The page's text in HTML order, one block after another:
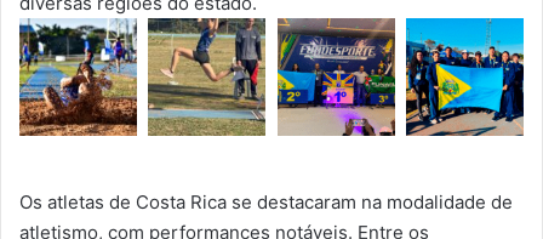
Os atletas de Costa Rica se destacaram na modalidade de
atletismo, com performances notáveis. Entre os